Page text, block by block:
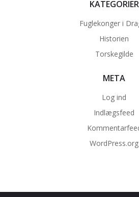
KATEGORIER
Fuglekonger i
Historien
Torskegilde
META
Log ind
Indlægsfeed
WordPress.org